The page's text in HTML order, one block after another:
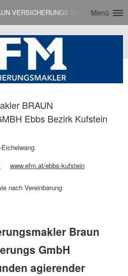
VERSICHERUNGS GMBH Ebbs
Menü
BRAUN
Ebbs Bezirk Kufstein
www.efm.at/ebbs-kufstein
nach Vereinbarung
Braun
GmbH
agierender